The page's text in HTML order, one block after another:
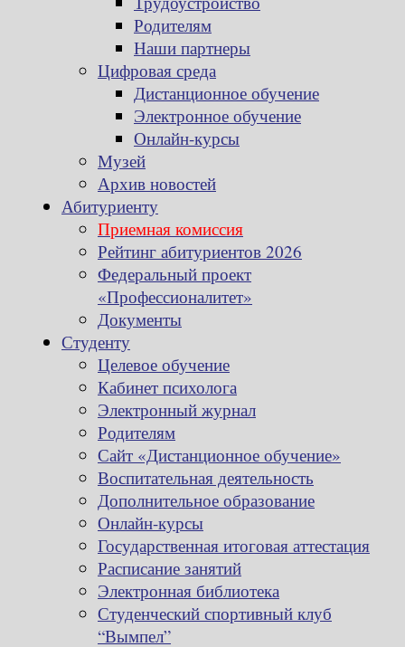
Родителям
Наши партнеры
Цифровая среда
Дистанционное обучение
Электронное обучение
Онлайн-курсы
Музей
Архив новостей
Абитуриенту
Приемная комиссия
Рейтинг абитуриентов 2026
Федеральный проект
«Профессионалитет»
Документы
Студенту
Целевое обучение
Кабинет психолога
Электронный журнал
Родителям
Сайт «Дистанционное обучение»
Воспитательная деятельность
Дополнительное образование
Онлайн-курсы
Государственная итоговая аттестация
Расписание занятий
Электронная библиотека
Студенческий спортивный клуб
“Вымпел”